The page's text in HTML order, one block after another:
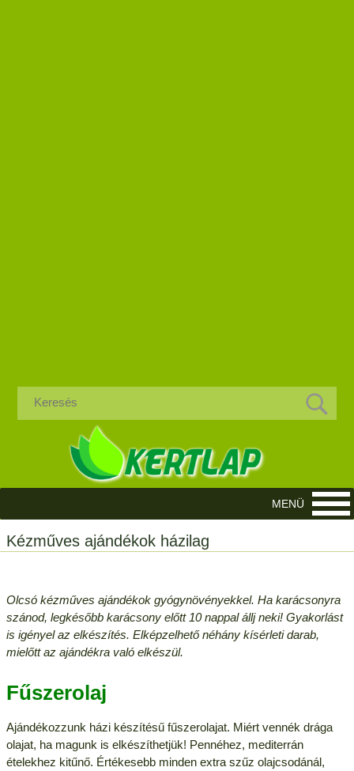
Kézműves ajándékok házilag
Olcsó kézműves ajándékok gyógynövényekkel. Ha karácsonyra
szánod, legkésőbb karácsony előtt 10 nappal állj neki! Gyakorlást
is igényel az elkészítés. Elképzelhető néhány kísérleti darab,
mielőtt az ajándékra való elkészül.
Fűszerolaj
Ajándékozzunk házi készítésű fűszerolajat. Miért vennék drága
olajat, ha magunk is elkészíthetjük! Pennéhez, mediterrán
ételekhez kitűnő. Értékesebb minden extra szűz olajcsodánál,